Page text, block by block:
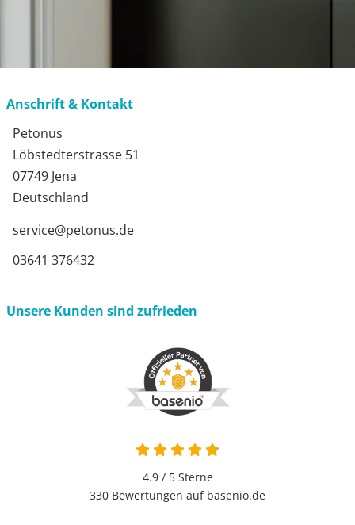
Anschrift & Kontakt
Petonus
Löbstedterstrasse 51
07749 Jena
Deutschland
service@petonus.de
03641 376432
Unsere Kunden sind zufrieden
4.9 von 5
4.9 / 5Sterne
330 Bewertungen auf basenio.de